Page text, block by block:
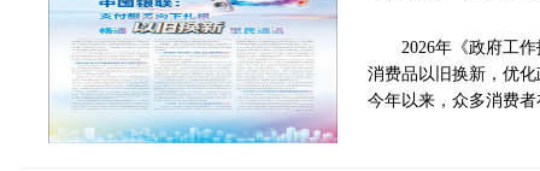
2026年《政府工
消费品以旧换新，优
今年以来，众多消费